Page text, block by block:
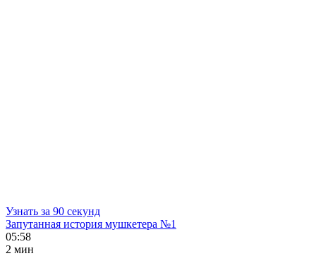
Узнать за 90 секунд
Запутанная история мушкетера №1
05:58
2 мин